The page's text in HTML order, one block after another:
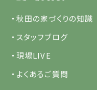
・秋田の家づくりの知識
・スタッフブログ
・現場LIVE
・よくあるご質問